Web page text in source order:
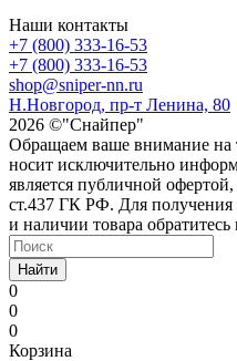
Наши контакты
+7 (800) 333-16-53
+7 (800) 333-16-53
shop@sniper-nn.ru
Н.Новгород, пр-т Ленина, 80
2026 ©"Снайпер"
Обращаем ваше внимание на
носит исключительно
является публичной
ст.437 ГК РФ. Для
и наличии товара
Найти
0
0
0
Корзина